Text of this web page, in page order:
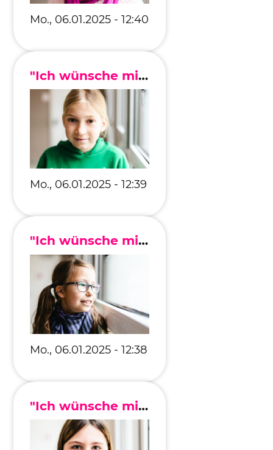
Mo., 06.01.2025 - 12:40
"Ich wünsche mir, dass ich meine Großeltern besuchen kann."
Mo., 06.01.2025 - 12:39
"Ich wünsche mir, dass jeder Mensch etwas zu essen hat."
Mo., 06.01.2025 - 12:38
"Ich wünsche mir, dass alle Kinder ihre Familie besuchen können."